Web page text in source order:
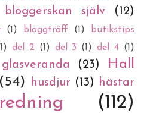
bloggerskan själv (12)
(1) bloggträff (1)
butikstips
del 2 (1) del 3 (1) del 4 (1)
glasveranda (23)
Hall
(54) husdjur (13) hästar
(112)